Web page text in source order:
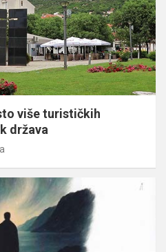
više turističkih
država